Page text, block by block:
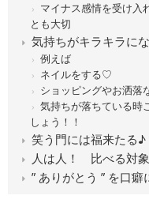
マイナス感情を受け入
とも大切
気持ちがキラキラに
例えば
ネイルをする♡
ショッピングやお洒落
気持ちが落ちている時
しょう！！
笑う門には福来たる
人は人！ 比べる対象
” ありがとう ” を口癖